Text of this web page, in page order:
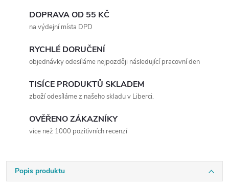
DOPRAVA OD 55 KČ
na výdejní místa DPD
RYCHLÉ DORUČENÍ
objednávky odesíláme nejpozději následující pracovní den
TISÍCE PRODUKTŮ SKLADEM
zboží odesíláme z našeho skladu v Liberci.
OVĚŘENO ZÁKAZNÍKY
více než 1000 pozitivních recenzí
Popis produktu